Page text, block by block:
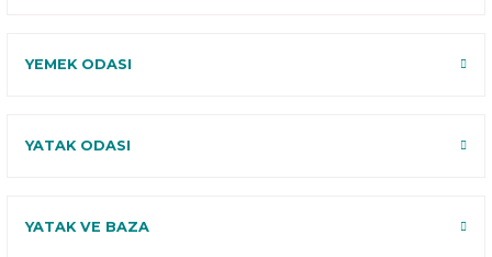
YEMEK ODASI
YATAK ODASI
YATAK VE BAZA